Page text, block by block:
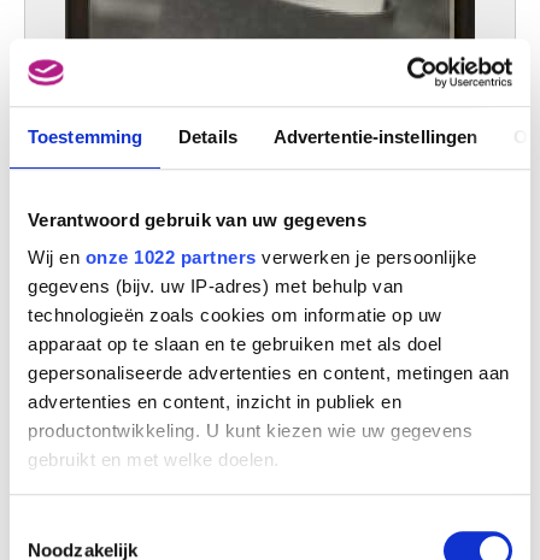
Toestemming Details Advertentie-instellingen
Verantwoord gebruik van uw gegevens
Wij en onze 1022 partners verwerken je persoonlijke
gegevens (bijv. uw IP-adres) met behulp van
technologieën zoals cookies om informatie op uw
apparaat op te slaan en te gebruiken met als doel
gepersonaliseerde advertenties en content, metingen aan
advertenties en content, inzicht in publiek en
productontwikkeling. U kunt kiezen wie uw gegevens
gebruikt en met welke doelen.
Informatie verzamelen over uw geografische
Noodzakelijk
De rechterhand van Marcel Lecomte
Marcel Broodthaers